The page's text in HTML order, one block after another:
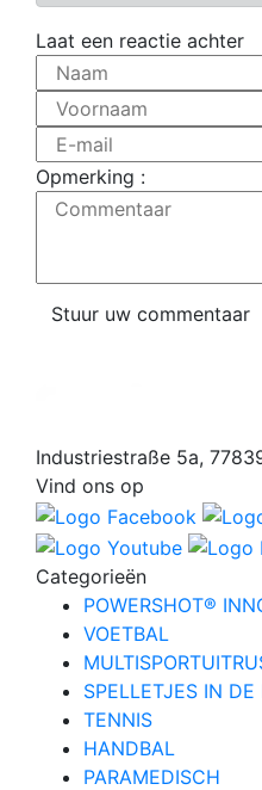
Laat een reactie achter
Naam
Voornaam
E-mail
Opmerking :
Commentaar
Stuur uw commentaar
Industriestraße 5a,
Vind ons op
Categorieën
POWERSHOT®
VOETBAL
SPELLETJES IN
TENNIS
HANDBAL
PARAMEDISCH